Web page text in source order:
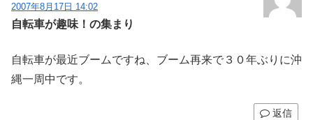
2007年8月17日 14:02
自転車が趣味！の集まり
自転車が最近ブームですね、ブーム再来で３０年ぶりに沖
縄一周中です。
返信